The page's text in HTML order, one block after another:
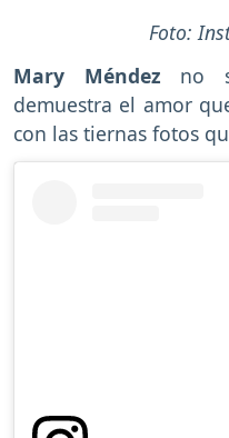
Foto:
Mary Méndez no
demuestra el amor
con las tiernas fotos